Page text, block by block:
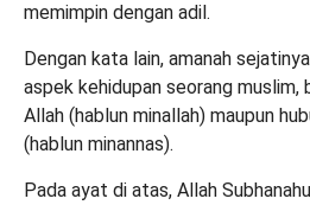
memimpin dengan adil.
Dengan kata lain, amanah
aspek kehidupan seorang muslim,
Allah (hablun minallah) maupun
(hablun minannas).
Pada ayat di atas, Allah Subhanahu